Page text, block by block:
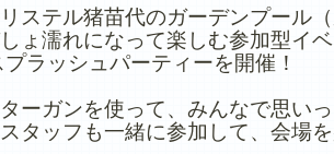
ステル猪苗代のガーデンプール
ょ濡れになって楽しむ参加型イ
プラッシュパーティーを開催！
ーガンを使って、みんなで思い
タッフも一緒に参加して、会場